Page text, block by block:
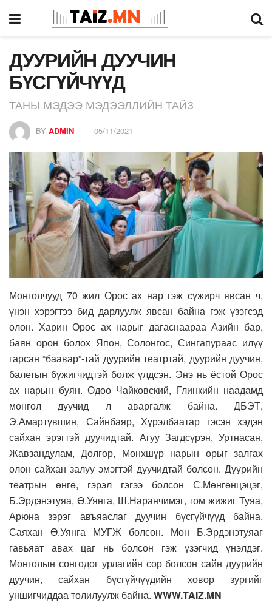
ДУУРИЙН ДУУЧИН
БҮСГҮЙЧҮҮД
ТАНЫ МЭДЭЭ МЭДЭЭЛЛИЙН ТАЙЗ
BY ADMIN 05/11/2021
Монголчууд 70 жил Орос ах нар гэж сүжирч явсан ч,
үнэн хэрэгтээ бид дарлуулж явсан байна гэж үзэгсэд
олон. Харин Орос ах нарыг дагаснаараа Азийн бар,
баян орон болох Япон, Солонгос, Сингапураас илүү
гарсан “баавар”-тай дуурийн театртай, дуурийн дуучин,
балетын бүжигчидтэй болж үлдсэн. Энэ нь ёстой Орос
ах нарын буян. Одоо Чайковский, Глинкийн наадамд
монгол дуучид л аваргалж байна. ДБЭТ,
Э.Амартүвшин, Сайнбаяр, Хүрэлбаатар гэсэн хэдэн
сайхан эрэгтэй дуучидтай. Агуу Загдсүрэн, Уртнасан,
Жавзандулам, Долгор, Мөнхшүр нарын орыг залгах
олон сайхан залуу эмэгтэй дуучидтай болсон. Дуурийн
театрын өнгө, гэрэл гэгээ болсон С.Мөнгөнцэцэг,
Б.Эрдэнэтуяа, Ө.Уянга, Ш.Наранчимэг, том жижиг Туяа,
Арюна зэрэг авъяаслаг дуучин бүсгүйчүүд байна.
Саяхан Ө.Уянга МУГЖ болсон. Мөн Б.Эрдэнэтуяаг
гавьяат авах цаг нь болсон гэж үзэгчид үнэлдэг.
Монголын сонгодог урлагийн сор болсон сайн дуурийн
дуучин, сайхан бүсгүйчүүдийн ховор зургийг
уншигчиддаа толилуулж байна. WWW.TAIZ.MN